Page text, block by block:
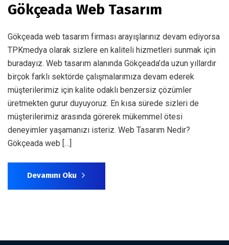
Gökçeada Web Tasarım
Gökçeada web tasarım firması arayışlarınız devam ediyorsa
TPKmedya olarak sizlere en kaliteli hizmetleri sunmak için
buradayız. Web tasarım alanında Gökçeada’da uzun yıllardır
birçok farklı sektörde çalışmalarımıza devam ederek
müşterilerimiz için kalite odaklı benzersiz çözümler
üretmekten gurur duyuyoruz. En kısa sürede sizleri de
müşterilerimiz arasında görerek mükemmel ötesi
deneyimler yaşamanızı isteriz. Web Tasarım Nedir?
Gökçeada web […]
Devamını Oku